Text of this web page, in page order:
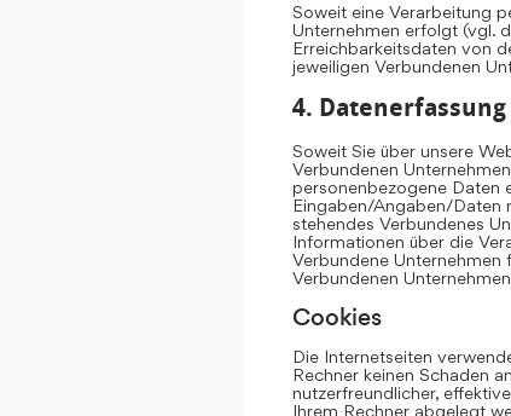
Soweit eine Verarbeitung
Unternehmen erfolgt (vgl.
Erreichbarkeitsdaten von
jeweiligen Verbundenen
4.
Soweit Sie über unsere
Verbundenen
personenbezogene Daten
Eingaben/Angaben/Daten
stehendes Verbundenes
Informationen über die
Verbundene Unternehmen
Verbundenen
Cookies
Die Internetseiten
Rechner keinen Schaden
nutzerfreundlicher,
Ihrem Rechner abgelegt